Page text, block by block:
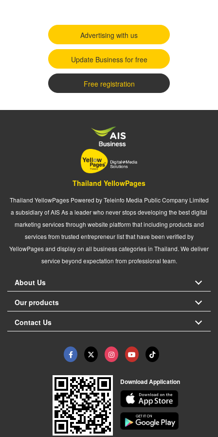
Advertising with us
Update Business for free
Free registration
Thailand YellowPages
Thailand YellowPages Powered by Teleinfo Media Public Company Limited
a subsidiary of AIS As a leader who never stops developing the best digital
marketing services through website platform that including products and
services from trusted entrepreneur list that have been verified by
YellowPages and display on all business categories in Thailand. We deliver
service beyond expectation from professional team.
About Us
Our products
Contact Us
Download Application